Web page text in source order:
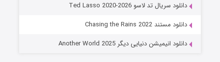
قسمت14 (زیرنویس) منتشر شد
دانلود سریال تد لاسو Ted Lasso 2020-2026
دانلود مستند Chasing the Rains 2022
دانلود انیمیشن دنیایی دیگر Another World 2025